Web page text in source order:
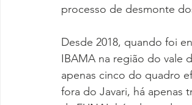
processo de desmonte
Desde 2018, quando foi
IBAMA na região do vale
apenas cinco do quadro
fora do Javari, há apenas